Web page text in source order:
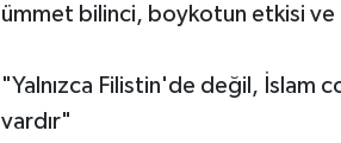
ümmet bilinci, boykotun etkisi ve
"Yalnızca Filistin'de değil, İslam
vardır"